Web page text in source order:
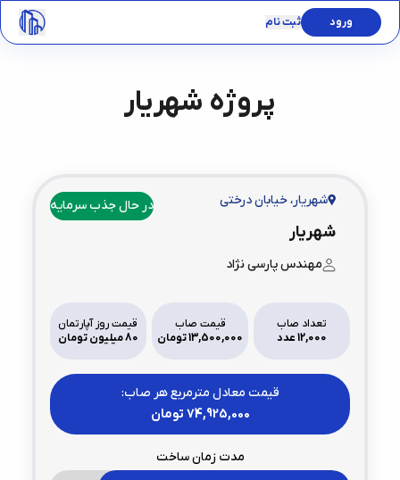
ورود ثبت نام
پروژه شهریار
شهریار،خیابان درختی
شهریار
مهندس پارسی نژاد
در حال جذب سرمایه
تعداد صاب
12,000 عدد
قیمت صاب
13,500,000 تومان
قیمت روز آپارتمان
80 میلیون تومان
قیمت معادل مترمربع هر صاب:
74,925,000 تومان
مدت زمان ساخت